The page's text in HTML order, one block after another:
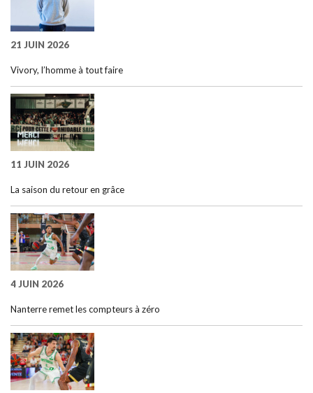
21 JUIN 2026
Vivory, l’homme à tout faire
11 JUIN 2026
La saison du retour en grâce
4 JUIN 2026
Nanterre remet les compteurs à zéro